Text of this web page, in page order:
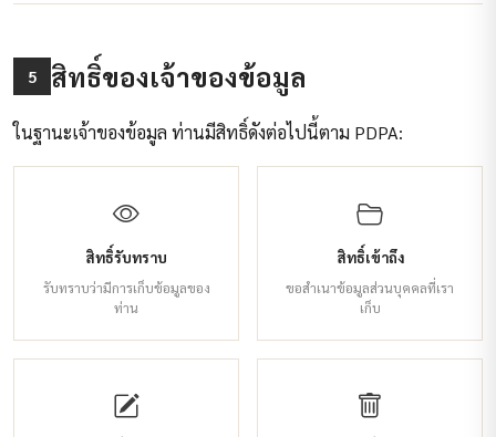
5 สิทธิ์ของเจ้าของข้อมูล
ในฐานะเจ้าของข้อมูล ท่านมีสิทธิ์ดังต่อไปนี้ตาม PDPA:
สิทธิ์รับทราบ
รับทราบว่ามีการเก็บข้อมูลของ
ท่าน
สิทธิ์เข้าถึง
ขอสำเนาข้อมูลส่วนบุคคลที่เรา
เก็บ